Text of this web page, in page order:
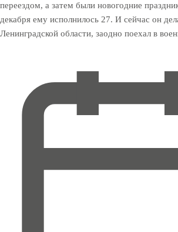
переездом, а затем были новогодние
декабря ему исполнилось 27. И сейчас он
Ленинградской области, заодно поехал в